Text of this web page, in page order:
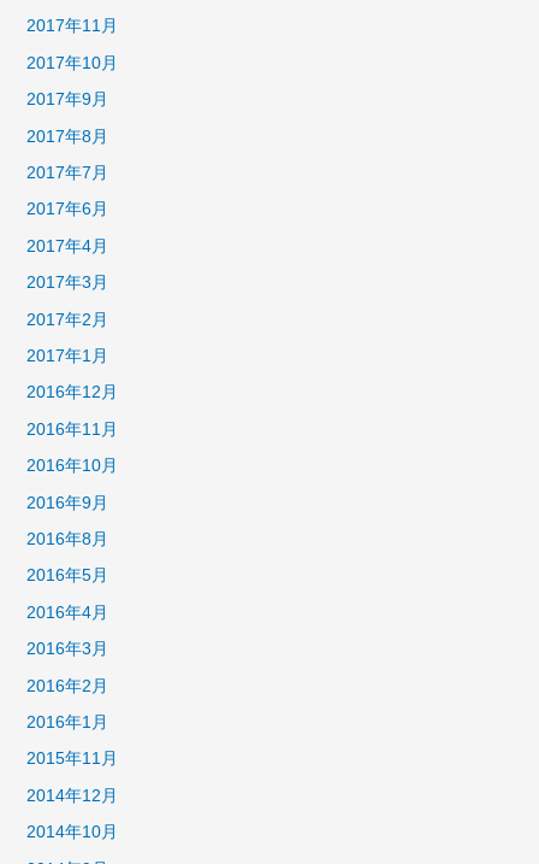
2017年11月
2017年10月
2017年9月
2017年8月
2017年7月
2017年6月
2017年4月
2017年3月
2017年2月
2017年1月
2016年12月
2016年11月
2016年10月
2016年9月
2016年8月
2016年5月
2016年4月
2016年3月
2016年2月
2016年1月
2015年11月
2014年12月
2014年10月